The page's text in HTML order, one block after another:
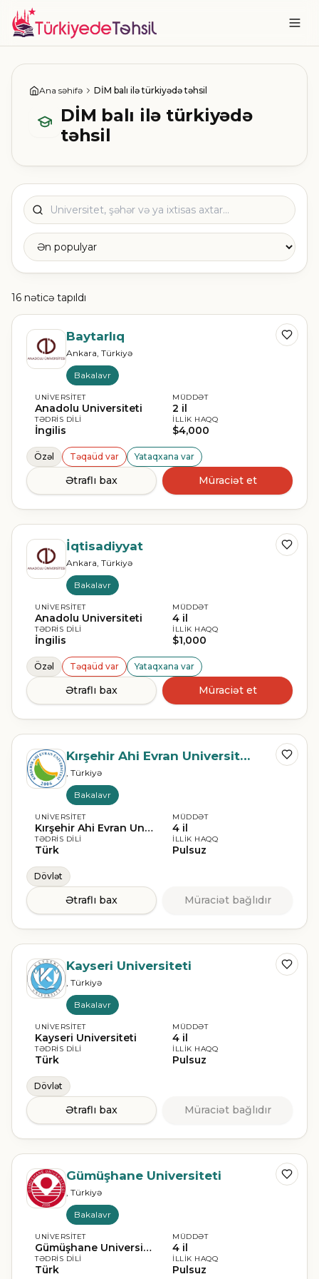
Ana səhifə DİM balı ilə türkiyədə təhsil
DİM balı ilə türkiyədə
təhsil
16 nəticə tapıldı
Baytarlıq
Ankara, Türkiyə
Bakalavr
UNIVERSITET
Anadolu Universiteti
TƏDRIS DILI
İngilis
MÜDDƏT
2 il
İLLIK HAQQ
$4,000
Özəl Təqaüd var Yataqxana var
Ətraflı bax Müraciət et
İqtisadiyyat
Ankara, Türkiyə
Bakalavr
UNIVERSITET
Anadolu Universiteti
TƏDRIS DILI
İngilis
MÜDDƏT
4 il
İLLIK HAQQ
$1,000
Özəl Təqaüd var Yataqxana var
Ətraflı bax Müraciət et
Kırşehir Ahi Evran Universiteti
, Türkiyə
Bakalavr
UNIVERSITET
Kırşehir Ahi Evran Universiteti
TƏDRIS DILI
Türk
MÜDDƏT
4 il
İLLIK HAQQ
Pulsuz
Dövlət
Ətraflı bax Müraciət bağlıdır
Kayseri Universiteti
, Türkiyə
Bakalavr
UNIVERSITET
Kayseri Universiteti
TƏDRIS DILI
Türk
MÜDDƏT
4 il
İLLIK HAQQ
Pulsuz
Dövlət
Ətraflı bax Müraciət bağlıdır
Gümüşhane Universiteti
, Türkiyə
Bakalavr
UNIVERSITET
Gümüşhane Universiteti
TƏDRIS DILI
Türk
MÜDDƏT
4 il
İLLIK HAQQ
Pulsuz